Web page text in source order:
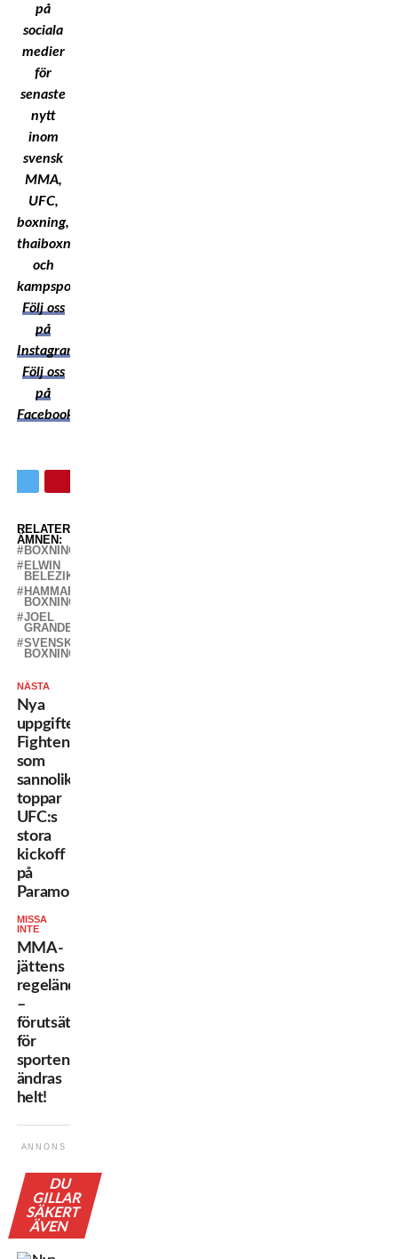
på
sociala
medier
för
senaste
nytt
inom
svensk
MMA,
UFC,
boxning,
thaiboxning
och
kampsport!
Följ oss
på
Instagram
Följ oss
på
Facebook
RELATERADE
ÄMNEN:
BOXNING
ELWIN
BELEZIKA
HAMMARBY
BOXNING
JOEL
GRANDELL
SVENSK
BOXNING
NÄSTA
Nya
uppgifter:
Fighten
som
sannolikt
toppar
UFC:s
stora
kickoff
på
Paramount
MISSA
INTE
MMA-
jättens
regeländring
–
förutsättningarna
för
sporten
ändras
helt!
ANNONS
DU
GILLAR
SÄKERT
ÄVEN